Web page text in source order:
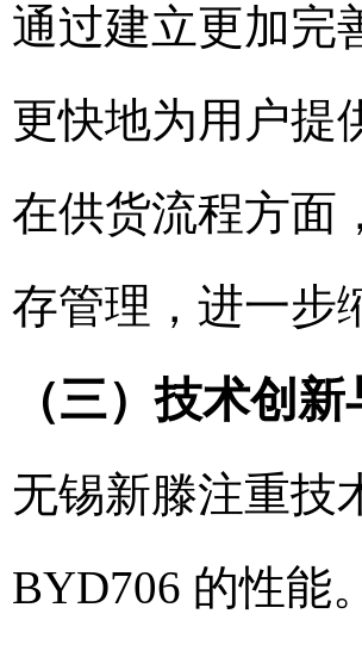
通过建立更加完
更快地为用户提
在供货流程方面
存管理，进一步
（三）技术创
无锡新滕注重技
BYD706 的性能